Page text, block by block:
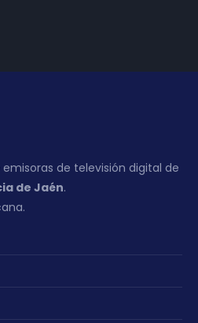
emisoras de televisión digital de
de Jaén.